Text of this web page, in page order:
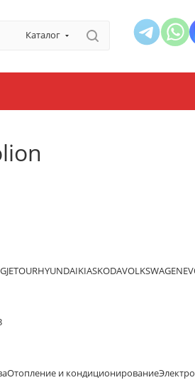
Каталог
JETOURHYUNDAIKIASKODAVOLKSWAGEN
Отопление и кондиционирование